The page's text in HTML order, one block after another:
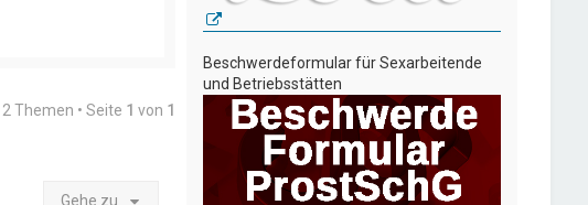
2 Themen • Seite 1 von 1
Gehe zu
Beschwerdeformular für Sexarbeitende
und Betriebsstätten